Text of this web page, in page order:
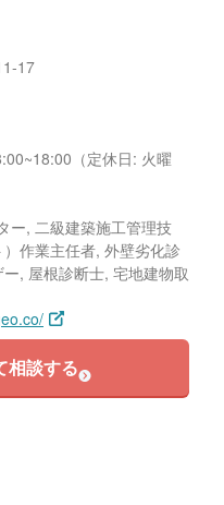
17
（定休日: 火曜
ー, 二級建築施工管理技
作業主任者, 外壁劣化診
, 屋根診断士, 宅地建物取
相談する